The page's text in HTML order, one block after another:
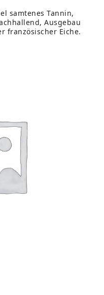
samtenes Tannin,
Ausgebau
französischer Eiche.